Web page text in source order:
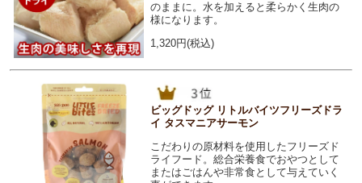
のままに。水を加えると柔らかく生肉の
様になります。
1,320円(税込)
ビッグドッグ リトルバイツフリーズドラ
イ タスマニアサーモン
こだわりの原材料を使用したフリーズド
ライフード。総合栄養食でおやつとして
またはごはんや非常食として与えていく